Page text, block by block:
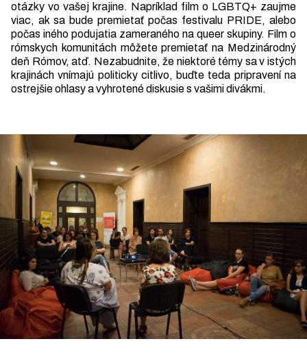
otázky vo vašej krajine. Napríklad film o LGBTQ+ zaujme
viac, ak sa bude premietať počas festivalu PRIDE, alebo
počas iného podujatia zameraného na queer skupiny. Film o
rómskych komunitách môžete premietať na Medzinárodný
deň Rómov, atď. Nezabudnite, že niektoré témy sa v istých
krajinách vnímajú politicky citlivo, buďte teda pripravení na
ostrejšie ohlasy a vyhrotené diskusie s vašimi divákmi.